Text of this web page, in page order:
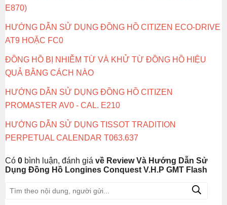
E870)
HƯỚNG DẪN SỬ DỤNG ĐỒNG HỒ CITIZEN ECO-DRIVE
AT9 HOẶC FC0
ĐỒNG HỒ BỊ NHIỄM TỪ VÀ KHỬ TỪ ĐỒNG HỒ HIỆU
QUẢ BẰNG CÁCH NÀO
HƯỚNG DẪN SỬ DỤNG ĐỒNG HỒ CITIZEN
PROMASTER AV0 - CAL. E210
HƯỚNG DẪN SỬ DỤNG TISSOT TRADITION
PERPETUAL CALENDAR T063.637
Có 0 bình luận, đánh giá về Review Và Hướng Dẫn Sử
Dụng Đồng Hồ Longines Conquest V.H.P GMT Flash